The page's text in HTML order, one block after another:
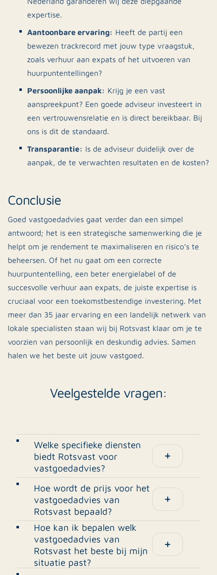
expertise.
Aantoonbare ervaring: Heeft de partij een
bewezen trackrecord met jouw type vraagstuk,
zoals verhuur aan expats of het uitvoeren van
huurpuntentellingen?
Persoonlijke aanpak: Krijg je een vast
aanspreekpunt? Een goede adviseur investeert in
een vertrouwensrelatie en is direct bereikbaar. Bij
ons is dit de standaard.
Transparantie: Is de adviseur duidelijk over de
aanpak, de te verwachten resultaten en de kosten?
Conclusie
Goed vastgoedadvies gaat verder dan een simpel
antwoord; het is een strategische samenwerking die je
helpt om je rendement te maximaliseren en risico’s te
beheersen. Of het nu gaat om een correcte
huurpuntentelling, een beter energielabel of de
succesvolle verhuur aan expats, de juiste expertise is
cruciaal voor een toekomstbestendige investering. Met
meer dan 35 jaar ervaring en een landelijk netwerk van
lokale specialisten staan wij bij Rotsvast klaar om je te
voorzien van persoonlijk en deskundig advies. Samen
halen we het beste uit jouw vastgoed.
Veelgestelde vragen:
Welke specifieke diensten
biedt Rotsvast voor
vastgoedadvies?
Rotsvast biedt deskundig vastgoedadvies, gericht
op het optimaliseren van rendement en het
minimaliseren van risico's. Onze specialistische
diensten omvatten een nauwkeurige
huurpuntentelling voor het vaststellen van de
maximale huurprijs, begeleiding bij het verkrijgen
van het juiste energielabel en complete ontzorging
Hoe wordt de prijs voor het
vastgoedadvies van
Rotsvast bepaald?
De prijs voor het vastgoedadvies van Rotsvast
wordt altijd op maat vastgesteld, afhankelijk van
de benodigde diensten en de complexiteit van uw
specifieke situatie. We werken niet met
Hoe kan ik bepalen welk
vastgoedadvies van
Rotsvast het beste bij mijn
situatie past?